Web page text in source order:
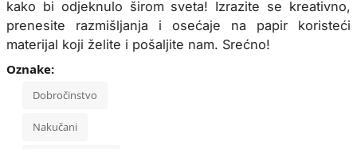
kako bi odjeknulo širom sveta! Izrazite se kreativno,
prenesite razmišljanja i osećaje na papir koristeći
materijal koji želite i pošaljite nam. Srećno!
Oznake:
Dobročinstvo
Nakučani